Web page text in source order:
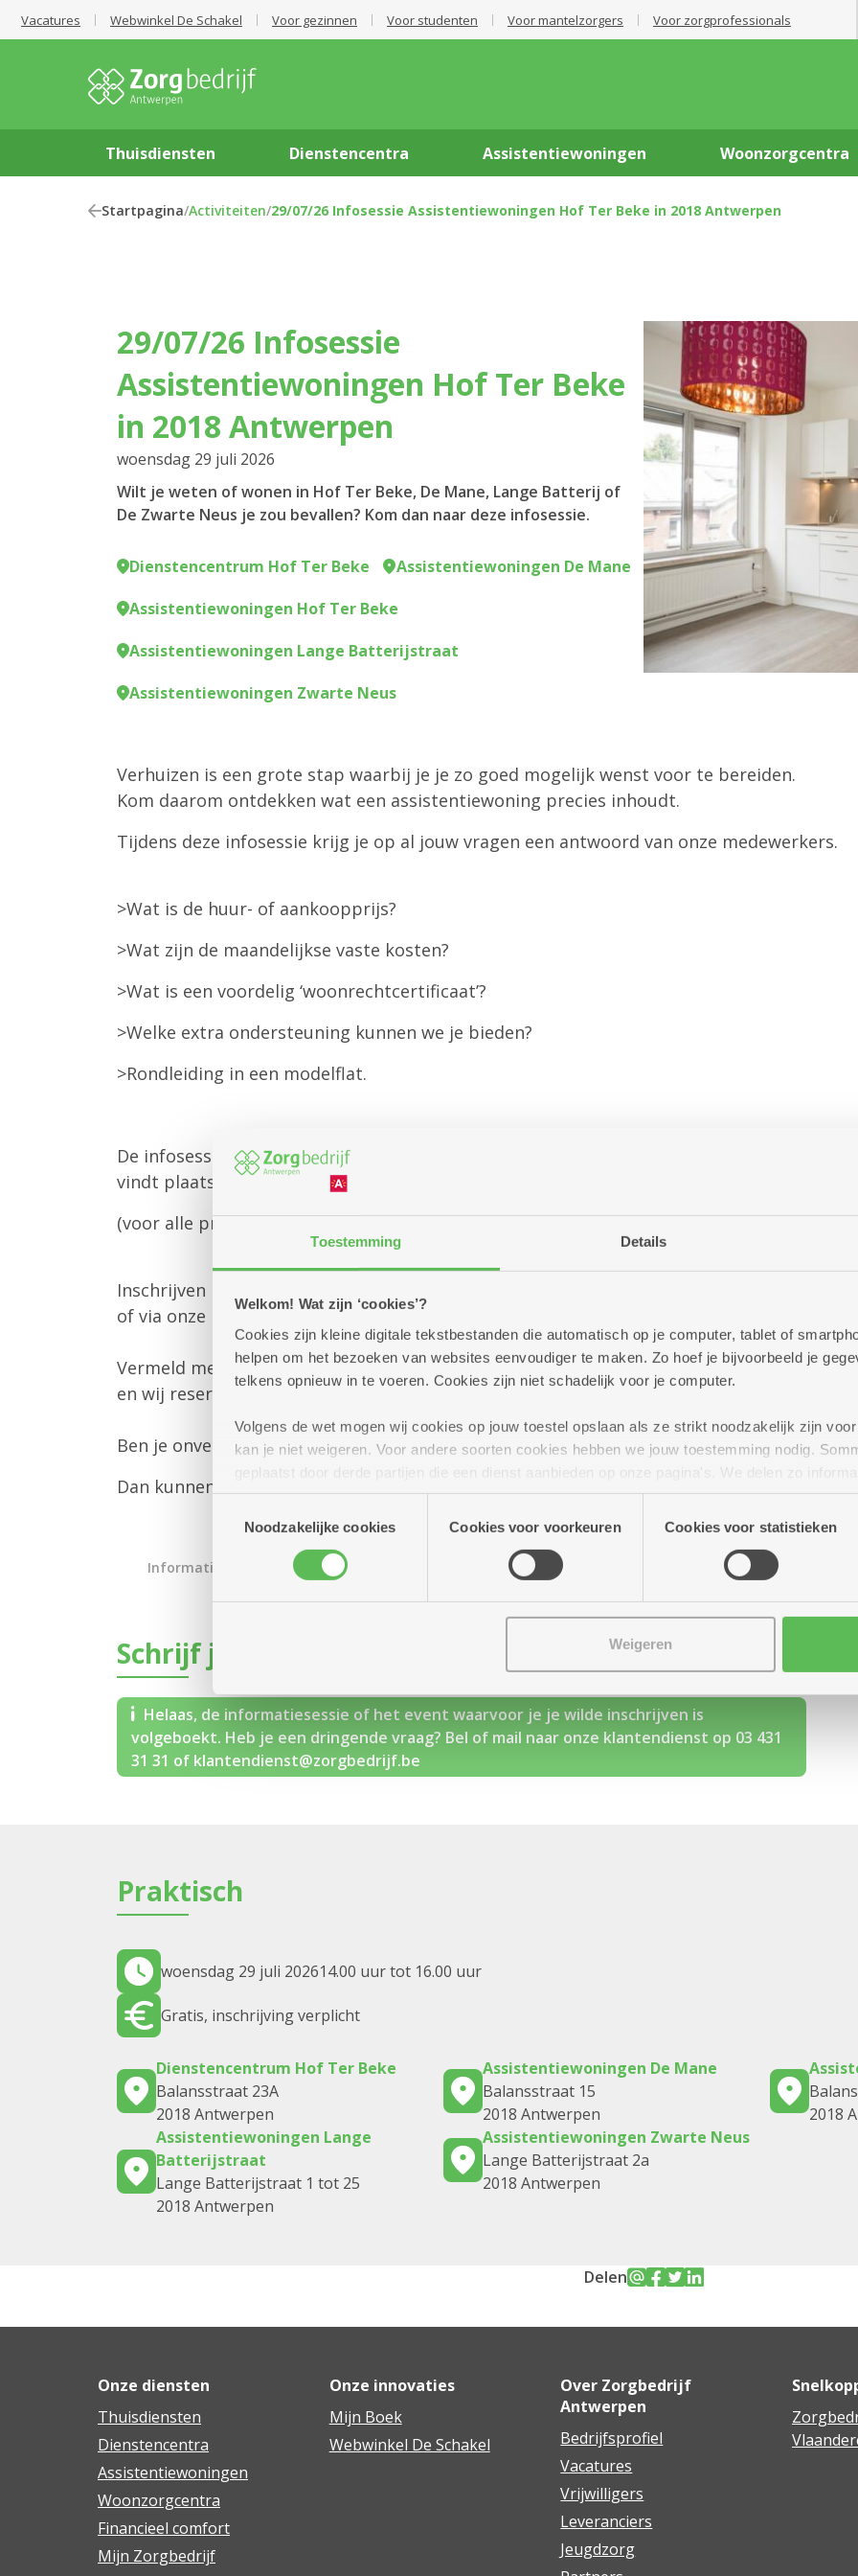
Toestemming Details
Welkom! Wat zijn ‘cookies’?
Cookies zijn kleine digitale tekstbestanden die automatisch op je computer, tablet of
helpen om het bezoeken van websites eenvoudiger te maken. Zo hoef je bijvoorbeeld je
telkens opnieuw in te voeren. Cookies zijn niet schadelijk voor je computer.
Volgens de wet mogen wij cookies op jouw toestel opslaan als ze strikt noodzakelijk zijn
kan je niet weigeren. Voor andere soorten cookies hebben we jouw toestemming nodig.
geplaatst door derde partijen die een dienst aanbieden op onze pagina's. We delen zo
(geanonimiseerd) gebruik van onze site voor social media, advertenties en analyse. Deze
Noodzakelijke cookies
Cookies voor voorkeuren Cookies voor statistieken
Weigeren
Vacatures Webwinkel De Schakel Voor gezinnen Voor studenten Voor mantelzorgers Voor zorgprofessionals
Thuisdiensten Dienstencentra Assistentiewoningen Woonzorgcentra
Startpagina/Activiteiten/29/07/26 Infosessie Assistentiewoningen Hof Ter Beke in 2018 Antwerpen
29/07/26 Infosessie
Assistentiewoningen Hof Ter Beke
in 2018 Antwerpen
woensdag 29 juli 2026
Wilt je weten of wonen in Hof Ter Beke, De Mane, Lange Batterij of
De Zwarte Neus je zou bevallen? Kom dan naar deze infosessie.
Dienstencentrum Hof Ter Beke
Assistentiewoningen De Mane
Assistentiewoningen Hof Ter Beke
Assistentiewoningen Lange Batterijstraat
Assistentiewoningen Zwarte Neus
Verhuizen is een grote stap waarbij je je zo goed mogelijk wenst voor te bereiden.
Kom daarom ontdekken wat een assistentiewoning precies inhoudt.
Tijdens deze infosessie krijg je op al jouw vragen een antwoord van onze medewerkers.
>Wat is de huur- of aankoopprijs?
>Wat zijn de maandelijkse vaste kosten?
>Wat is een voordelig ‘woonrechtcertificaat’?
>Welke extra ondersteuning kunnen we je bieden?
>Rondleiding in een modelflat.
De infosessie start steeds op het aangegeven tijdstip,
vindt plaats in het dienstencentrum en duurt doorgaans twee uur.
(voor alle praktisch informatie zie onderaan).
Inschrijven kan via onderstaand formulier
of via onze klantendienst op 03 431 31 31.
Vermeld met hoeveel personen je komt
en wij reserveren graag jouw plaatsen.
Ben je onverwachts verhinderd? Laat ons iets weten.
Dan kunnen we de gereserveerde plaatsen terug ter beschikking stellen
Informatiesessie assistentiewoningen
Schrijf je in voor dit event of infosessie
Helaas, de informatiesessie of het event waarvoor je je wilde inschrijven is
volgeboekt. Heb je een dringende vraag? Bel of mail naar onze klantendienst op 03 431
31 31 of klantendienst@zorgbedrijf.be
Praktisch
woensdag 29 juli 202614.00 uur tot 16.00 uur
Gratis, inschrijving verplicht
Dienstencentrum Hof Ter Beke
Balansstraat 23A
2018 Antwerpen
Assistentiewoningen De Mane
Balansstraat 15
2018 Antwerpen
2018
Assistentiewoningen Lange
Batterijstraat
Lange Batterijstraat 1 tot 25
2018 Antwerpen
Assistentiewoningen Zwarte Neus
Lange Batterijstraat 2a
2018 Antwerpen
Delen
Onze diensten
Thuisdiensten
Dienstencentra
Assistentiewoningen
Woonzorgcentra
Financieel comfort
Mijn Zorgbedrijf
Onze innovaties
Mijn Boek
Webwinkel De Schakel
Over Zorgbedrijf
Antwerpen
Bedrijfsprofiel
Vacatures
Vrijwilligers
Leveranciers
Jeugdzorg